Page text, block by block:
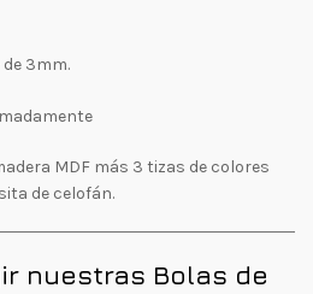
de 3mm.
MDF más 3 tizas de colores
de celofán.
nuestras Bolas de